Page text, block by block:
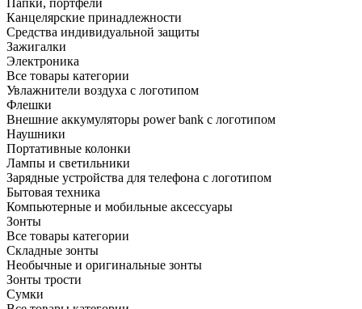
Папки, портфели
Канцелярские принадлежности
Средства индивидуальной защиты
Зажигалки
Электроника
Все товары категории
Увлажнители воздуха с логотипом
Флешки
Внешние аккумуляторы power bank с логотипом
Наушники
Портативные колонки
Лампы и светильники
Зарядные устройства для телефона с логотипом
Бытовая техника
Компьютерные и мобильные аксессуары
Зонты
Все товары категории
Складные зонты
Необычные и оригинальные зонты
Зонты трости
Сумки